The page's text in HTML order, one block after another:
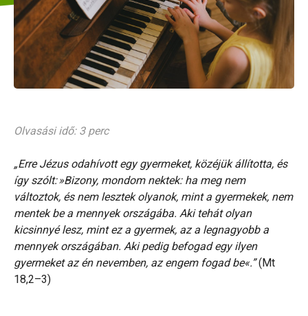
Olvasási idő: 3 perc
„Erre Jézus odahívott egy gyermeket, közéjük állította, és
így szólt: »Bizony, mondom nektek: ha meg nem
változtok, és nem lesztek olyanok, mint a gyermekek, nem
mentek be a mennyek országába. Aki tehát olyan
kicsinnyé lesz, mint ez a gyermek, az a legnagyobb a
mennyek országában. Aki pedig befogad egy ilyen
gyermeket az én nevemben, az engem fogad be«.”(Mt
18,2–3)